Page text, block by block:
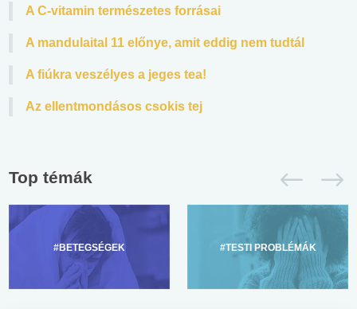
A C-vitamin természetes forrásai
A mandulaital 11 előnye, amit eddig nem tudtál
A fiúkra veszélyes a jeges tea!
Az ellentmondásos csokis tej
Top témák
#BETEGSÉGEK #TESTI PROBLÉMÁK